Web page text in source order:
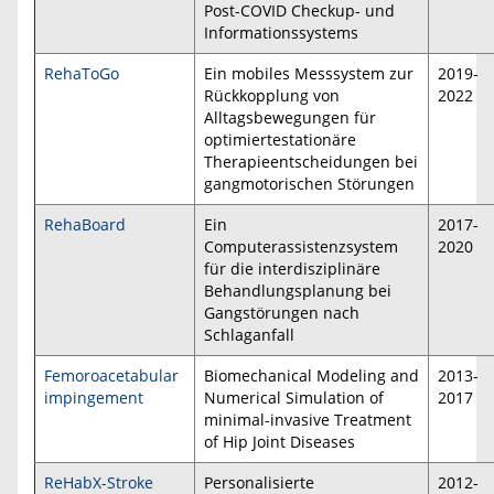
Post-COVID Checkup- und
Informationssystems
RehaToGo
Ein mobiles Messsystem zur
Rückkopplung von
Alltagsbewegungen für
optimiertestationäre
Therapieentscheidungen bei
gangmotorischen Störungen
2019-
2022
RehaBoard
Ein
Computerassistenzsystem
für die interdisziplinäre
Behandlungsplanung bei
Gangstörungen nach
Schlaganfall
2017-
2020
Femoroacetabular
impingement
Biomechanical Modeling and
Numerical Simulation of
minimal-invasive Treatment
of Hip Joint Diseases
2013-
2017
ReHabX-Stroke Personalisierte 2012-